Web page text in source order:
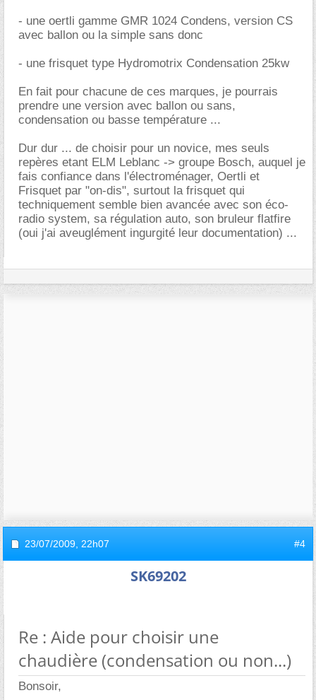
- une oertli gamme GMR 1024 Condens, version CS
avec ballon ou la simple sans donc
- une frisquet type Hydromotrix Condensation 25kw
En fait pour chacune de ces marques, je pourrais
prendre une version avec ballon ou sans,
condensation ou basse température ...
Dur dur ... de choisir pour un novice, mes seuls
repères etant ELM Leblanc -> groupe Bosch, auquel je
fais confiance dans l'électroménager, Oertli et
Frisquet par "on-dis", surtout la frisquet qui
techniquement semble bien avancée avec son éco-
radio system, sa régulation auto, son bruleur flatfire
(oui j'ai aveuglément ingurgité leur documentation) ...
23/07/2009, 22h07 #4
SK69202
Re : Aide pour choisir une
chaudière (condensation ou non...)
Bonsoir,